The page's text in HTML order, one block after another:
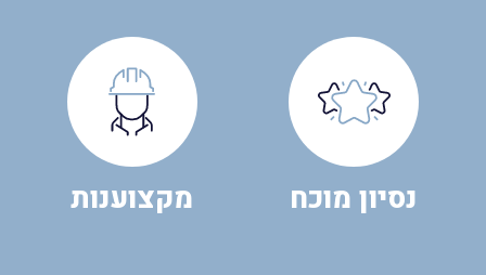
נסיון מוכח מקצוענות